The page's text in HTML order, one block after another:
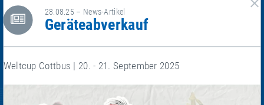
28.08.25 – News-Artikel
Geräteabverkauf
Weltcup Cottbus | 20. - 21. September 2025